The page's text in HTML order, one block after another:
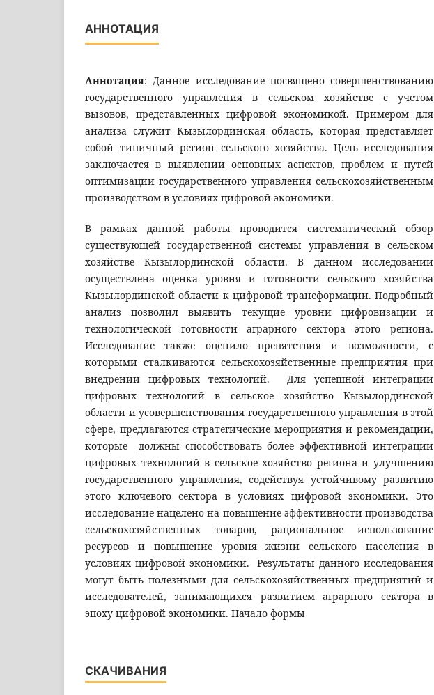
АННОТАЦИЯ
Аннотация: Данное исследование посвящено совершенствованию
государственного управления в сельском хозяйстве с учетом
вызовов, представленных цифровой экономикой. Примером для
анализа служит Кызылординская область, которая представляет
собой типичный регион сельского хозяйства. Цель исследования
заключается в выявлении основных аспектов, проблем и путей
оптимизации государственного управления сельскохозяйственным
производством в условиях цифровой экономики.
В рамках данной работы проводится систематический обзор
существующей государственной системы управления в сельском
хозяйстве Кызылординской области. В данном исследовании
осуществлена оценка уровня и готовности сельского хозяйства
Кызылординской области к цифровой трансформации. Подробный
анализ позволил выявить текущие уровни цифровизации и
технологической готовности аграрного сектора этого региона.
Исследование также оценило препятствия и возможности, с
которыми сталкиваются сельскохозяйственные предприятия при
внедрении цифровых технологий. Для успешной интеграции
цифровых технологий в сельское хозяйство Кызылординской
области и усовершенствования государственного управления в этой
сфере, предлагаются стратегические мероприятия и рекомендации,
которые должны способствовать более эффективной интеграции
цифровых технологий в сельское хозяйство региона и улучшению
государственного управления, содействуя устойчивому развитию
этого ключевого сектора в условиях цифровой экономики. Это
исследование нацелено на повышение эффективности производства
сельскохозяйственных товаров, рациональное использование
ресурсов и повышение уровня жизни сельского населения в
условиях цифровой экономики. Результаты данного исследования
могут быть полезными для сельскохозяйственных предприятий и
исследователей, занимающихся развитием аграрного сектора в
эпоху цифровой экономики. Начало формы
СКАЧИВАНИЯ